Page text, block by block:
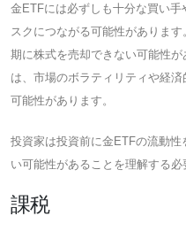
金ETFには必ずしも十分な買い
スクにつながる可能性がありま
期に株式を売却できない可能性
は、市場のボラティリティや経
可能性があります。
投資家は投資前に金ETFの流動
い可能性があることを理解する必
課税